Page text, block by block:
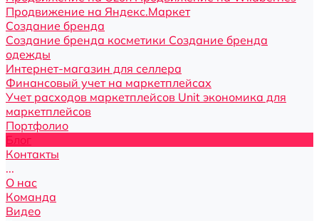
Продвижение на Яндекс.Маркет
Создание бренда
Создание бренда косметики Создание бренда
одежды
Интернет-магазин для селлера
Финансовый учет на маркетплейсах
Учет расходов маркетплейсов Unit экономика для
маркетплейсов
Портфолио
Блог
Контакты
...
О нас
Команда
Видео